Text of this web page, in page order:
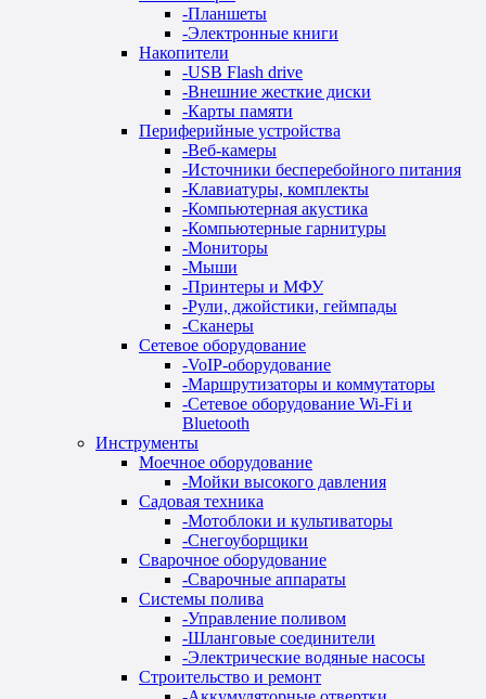
-Планшеты
-Электронные книги
Накопители
-USB Flash drive
-Внешние жесткие диски
-Карты памяти
Периферийные устройства
-Веб-камеры
-Источники бесперебойного питания
-Клавиатуры, комплекты
-Компьютерная акустика
-Компьютерные гарнитуры
-Мониторы
-Мыши
-Принтеры и МФУ
-Рули, джойстики, геймпады
-Сканеры
Сетевое оборудование
-VoIP-оборудование
-Маршрутизаторы и коммутаторы
-Сетевое оборудование Wi-Fi и
Bluetooth
Инструменты
Моечное оборудование
-Мойки высокого давления
Садовая техника
-Мотоблоки и культиваторы
-Снегоуборщики
Сварочное оборудование
-Сварочные аппараты
Системы полива
-Управление поливом
-Шланговые соединители
-Электрические водяные насосы
Строительство и ремонт